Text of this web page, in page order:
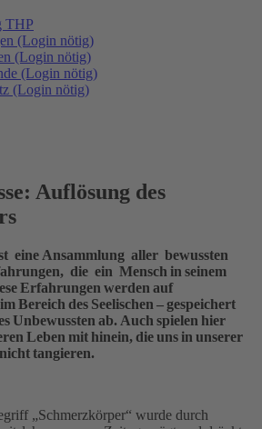
THP
(Login nötig)
(Login nötig)
(Login nötig)
(Login nötig)
Auflösung des
eine Ansammlung aller bewussten
die ein Mensch in seinem
Erfahrungen werden auf
Bereich des Seelischen – gespeichert
Unbewussten ab. Auch spielen hier
Leben mit hinein, die uns in unserer
tangieren.
„Schmerzkörper“ wurde durch